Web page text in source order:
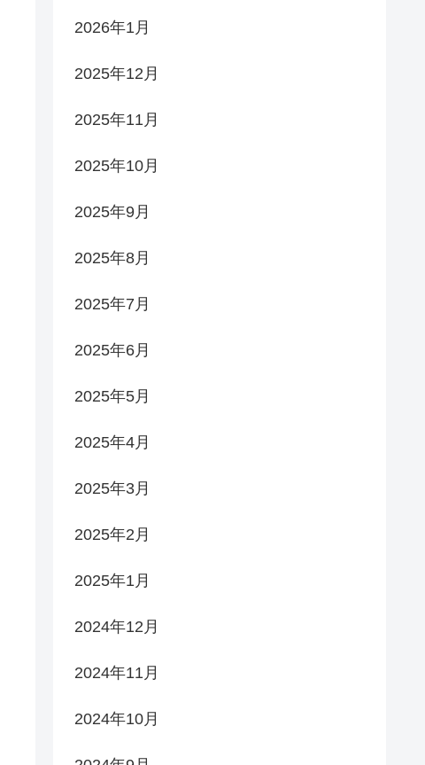
2026年1月
2025年12月
2025年11月
2025年10月
2025年9月
2025年8月
2025年7月
2025年6月
2025年5月
2025年4月
2025年3月
2025年2月
2025年1月
2024年12月
2024年11月
2024年10月